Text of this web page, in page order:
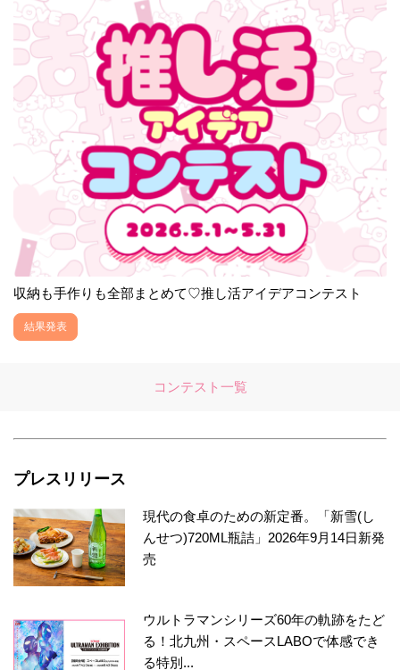
収納も手作りも全部まとめて♡推し活アイデアコンテスト
結果発表
コンテスト一覧
プレスリリース
現代の食卓のための新定番。「新雪(し
んせつ)720ML瓶詰」2026年9月14日新発
売
ウルトラマンシリーズ60年の軌跡をたど
る！北九州・スペースLABOで体感でき
る特別...